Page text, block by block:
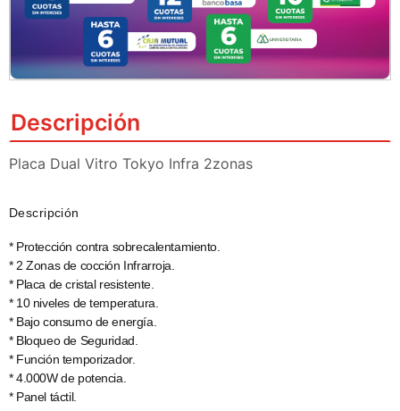
Descripción
Placa Dual Vitro Tokyo Infra 2zonas
Descripción
* Protección contra sobrecalentamiento.
* 2 Zonas de cocción Infrarroja.
* Placa de cristal resistente.
* 10 niveles de temperatura.
* Bajo consumo de energía.
* Bloqueo de Seguridad.
* Función temporizador.
* 4.000W de potencia.
* Panel táctil.